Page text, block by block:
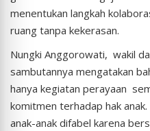
menentukan langkah
ruang tanpa kekerasan.
Nungki Anggorowati, wakil
sambutannya mengatakan
hanya kegiatan perayaan
komitmen terhadap hak
anak-anak difabel karena